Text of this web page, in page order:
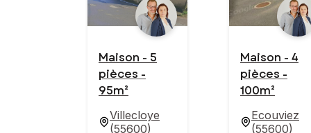
Maison - 5
pièces -
95m²
Villecloye
(55600)
Maison - 4
pièces -
100m²
Ecouviez
(55600)